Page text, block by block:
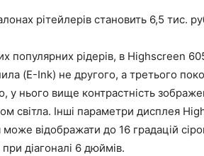
рітейлерів становить 6,5 тис.
популярних рідерів, в Highscreen
(E-Ink) не другого, а третього
у нього вище контрастність
світла. Інші параметри дисплея
відображати до 16 градацій
діагоналі 6 дюймів.